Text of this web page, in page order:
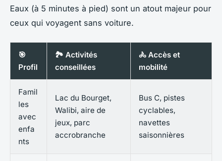
Eaux (à 5 minutes à pied) sont un atout majeur pour
ceux qui voyagent sans voiture.
🎯
Profil
🏞 Activités
conseillées
🚴 Accès et
mobilité
Famil
les
avec
enfa
nts
Lac du Bourget,
Walibi, aire de
jeux, parc
accrobranche
Bus C, pistes
cyclables,
navettes
saisonnières